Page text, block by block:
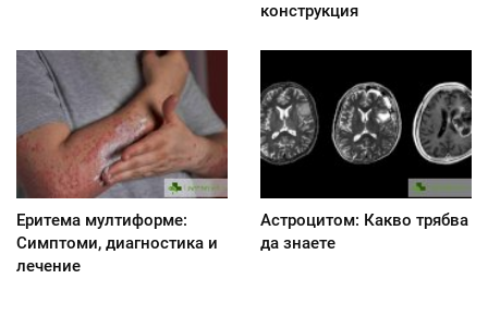
конструкция
Еритема мултиформе:
Симптоми, диагностика и
лечение
Астроцитом: Какво трябва
да знаете